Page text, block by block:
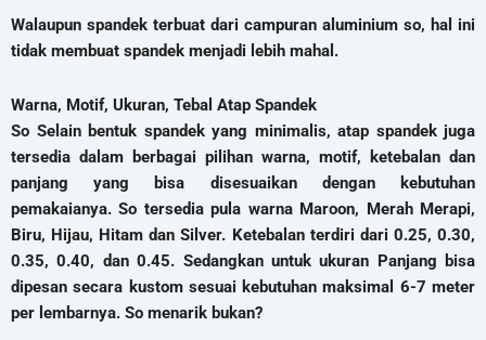
Walaupun spandek terbuat dari campuran aluminium so, hal ini
tidak membuat spandek menjadi lebih mahal.
Warna, Motif, Ukuran, Tebal Atap Spandek
So Selain bentuk spandek yang minimalis, atap spandek juga
tersedia dalam berbagai pilihan warna, motif, ketebalan dan
panjang yang bisa disesuaikan dengan kebutuhan
pemakaianya. So tersedia pula warna Maroon, Merah Merapi,
Biru, Hijau, Hitam dan Silver. Ketebalan terdiri dari 0.25, 0.30,
0.35, 0.40, dan 0.45. Sedangkan untuk ukuran Panjang bisa
dipesan secara kustom sesuai kebutuhan maksimal 6-7 meter
per lembarnya. So menarik bukan?